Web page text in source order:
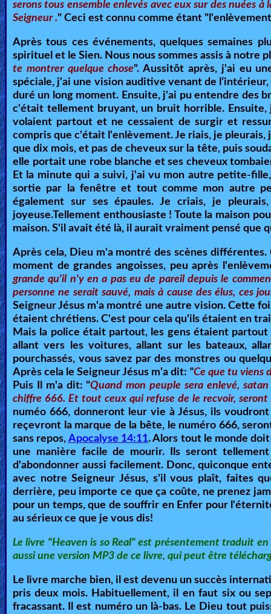
serons tous ensemble enlevés avec eux sur des nuées
Seigneur ." Ceci est connu comme étant
Après tous ces événements, quelques semaines
spirituel et le Sien. Nous nous sommes assis à notre
te montrer quelque chose". Aussitôt après, j'ai eu
spéciale, j'ai une vision auditive venant de
duré un long moment. Ensuite, j'ai pu entendre des
c'était tellement bruyant, un bruit horrible. Ensuite,
volaient partout et ne cessaient de surgir et
compris que c'était l'enlèvement. Je riais, je
que dix mois, et pas de cheveux sur la tête, puis
elle portait une robe blanche et ses cheveux
Et la minute qui a suivi, j'ai vu mon autre petite-
sortie par la fenêtre et tout comme mon autre
également sur ses épaules. Je criais, je
joyeuse.Tellement enthousiaste ! Toute la maison
maison. S'il avait été là, il aurait vraiment pensé que
Après cela, Dieu m'a montré des scènes
moment de grandes angoisses, peu après
grande qu'il n'y en a pas eu de pareil depuis le
personne ne serait sauvé, mais à cause des élus, ces
Seigneur Jésus m'a montré une autre vision. Cette
étaient chrétiens. C'est pour cela qu'ils étaient en
Mais la police était partout, les gens étaient
allant vers les voitures, allant sur les bateaux,
pourchassés, vous savez par des monstres ou
Après cela le Seigneur Jésus m'a dit: "Ce que tu viens
Puis Il m'a dit: "Quand mon peuple sera enlevé,
chiffre 666. Et tout ceux qui refuse de le recvoir, seront
numéo 666, donneront leur vie à Jésus, ils
reçevront la marque de la bête, le numéro 666,
sans repos, Apocalyse 14:11. Alors tout le monde
une manière facile de mourir. Ils seront
d'abondonner aussi facilement. Donc, quiconque
avec notre Seigneur Jésus, s'il vous plaît, faites
derrière, peu importe ce que ça coûte, ne prenez
pour un temps, que de souffrir en Enfer pour
au sérieux ce que je vous dis!
Le livre "Heaven is so Real" est présentement traduit
aussi une version MP3 de ce livre, qui peut être
Le livre marche bien, il est devenu un succès
pris deux mois. Habituellement, il en faut six ou
fracassant. Il est numéro un là-bas. Le Dieu tout